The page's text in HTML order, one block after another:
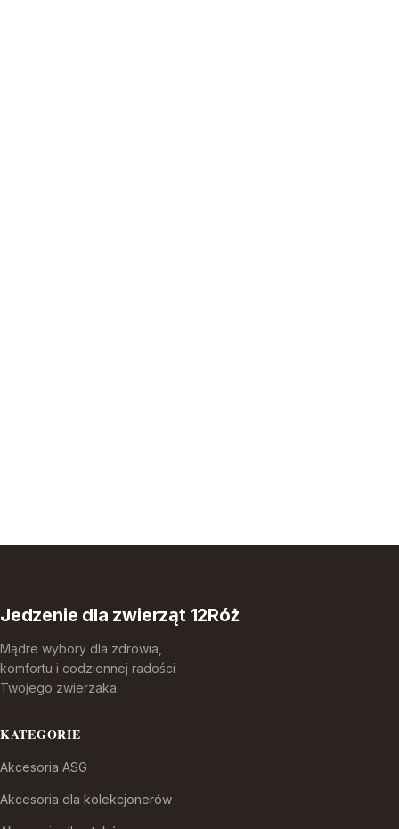
Jedzenie dla zwierząt 12Róż
Mądre wybory dla zdrowia,
komfortu i codziennej radości
Twojego zwierzaka.
KATEGORIE
Akcesoria ASG
Akcesoria dla kolekcjonerów